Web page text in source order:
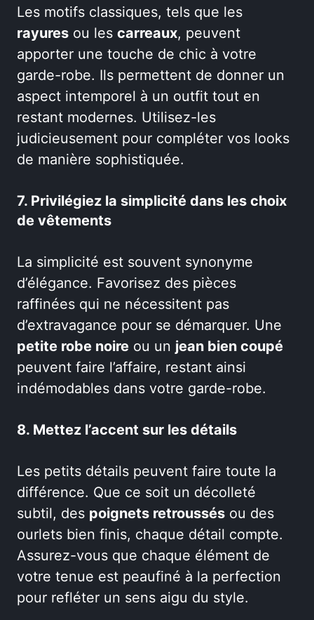
Les motifs classiques, tels que les
rayures ou les carreaux, peuvent
apporter une touche de chic à votre
garde-robe. Ils permettent de donner un
aspect intemporel à un outfit tout en
restant modernes. Utilisez-les
judicieusement pour compléter vos looks
de manière sophistiquée.
7. Privilégiez la simplicité dans les choix
de vêtements
La simplicité est souvent synonyme
d’élégance. Favorisez des pièces
raffinées qui ne nécessitent pas
d’extravagance pour se démarquer. Une
petite robe noire ou un jean bien coupé
peuvent faire l’affaire, restant ainsi
indémodables dans votre garde-robe.
8. Mettez l’accent sur les détails
Les petits détails peuvent faire toute la
différence. Que ce soit un décolleté
subtil, des poignets retroussés ou des
ourlets bien finis, chaque détail compte.
Assurez-vous que chaque élément de
votre tenue est peaufiné à la perfection
pour refléter un sens aigu du style.